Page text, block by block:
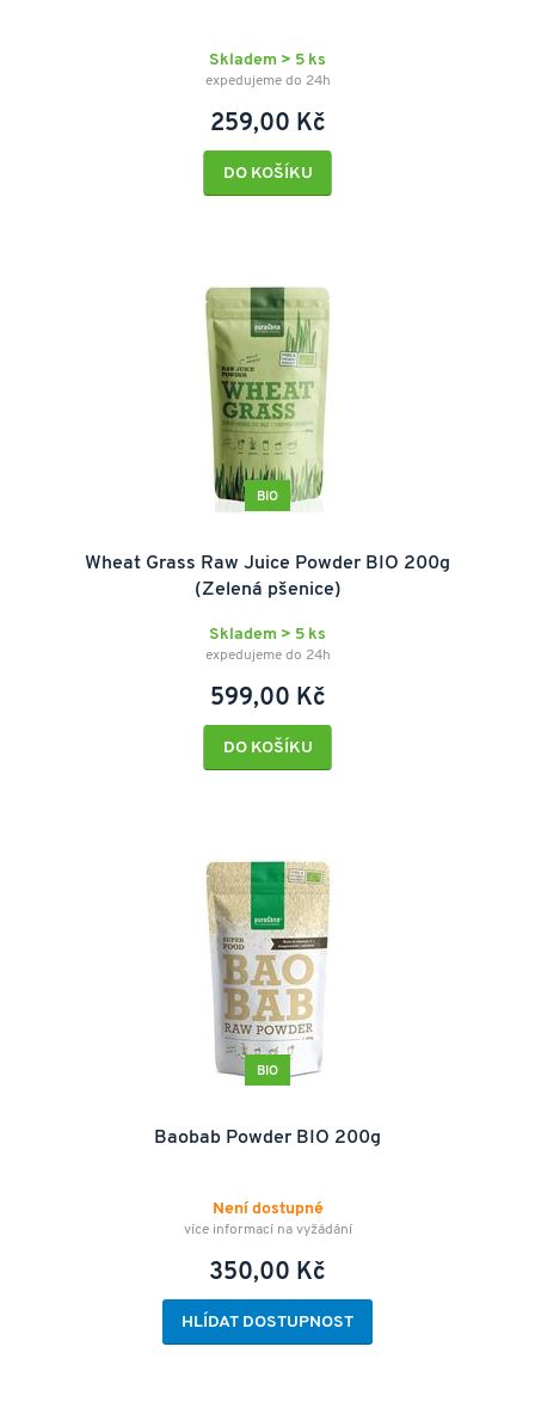
Skladem > 5 ks
expedujeme do 24h
259,00 Kč
DO KOŠÍKU
BIO
Wheat Grass Raw Juice Powder BIO 200g
(Zelená pšenice)
Skladem > 5 ks
expedujeme do 24h
599,00 Kč
DO KOŠÍKU
BIO
Baobab Powder BIO 200g
Není dostupné
více informací na vyžádání
350,00 Kč
HLÍDAT DOSTUPNOST